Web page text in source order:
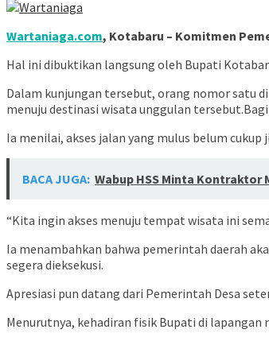
Wartaniaga.com, Kotabaru – Komitmen
Hal ini dibuktikan langsung oleh Bupati
Dalam kunjungan tersebut, orang nomor satu
menuju destinasi wisata unggulan
Ia menilai, akses jalan yang mulus belum
BACA JUGA: Wabup HSS Minta Kontraktor
“Kita ingin akses menuju tempat wisata ini
Ia menambahkan bahwa pemerintah daerah
segera dieksekusi.
Apresiasi pun datang dari Pemerintah Desa
Menurutnya, kehadiran fisik Bupati di lapangan